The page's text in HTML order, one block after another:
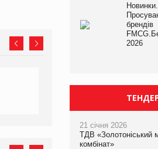
Новинки.
брендів
2026
21 січня 2026
ТДВ «Золотоніський
комбінат»